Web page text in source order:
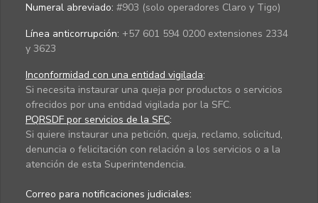
Numeral abreviado: #903 (solo operadores Claro y Tigo)
Línea anticorrupción: +57 601 594 0200 extensiones 2334
y 3623
Inconformidad con una entidad vigilada:
Si necesita instaurar una queja por productos o servicios
ofrecidos por una entidad vigilada por la SFC.
PQRSDF por servicios de la SFC:
Si quiere instaurar una petición, queja, reclamo, solicitud,
denuncia o felicitación con relación a los servicios o a la
atención de esta Superintendencia.
Correo para notificaciones judiciales: